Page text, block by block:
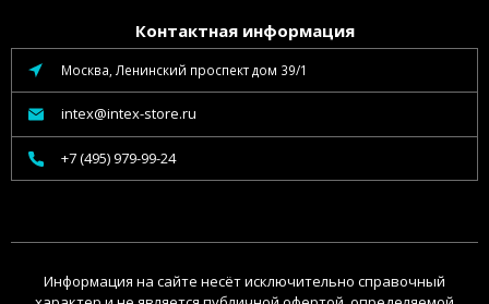
Контактная информация
Москва, Ленинский проспект дом 39/1
intex@intex-store.ru
+7 (495) 979-99-24
Информация на сайте несёт исключительно справочный